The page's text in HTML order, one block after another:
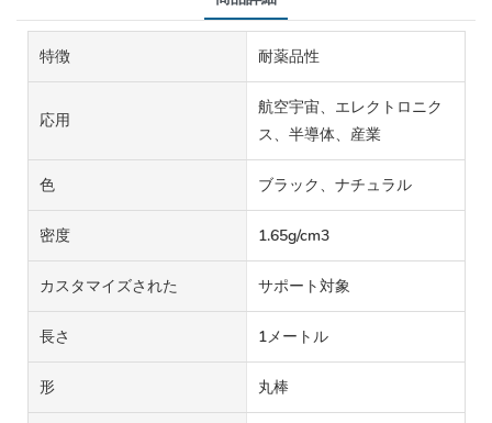
特徴 耐薬品性
応用
航空宇宙、エレクトロニク
ス、半導体、産業
色 ブラック、ナチュラル
密度 1.65g/cm3
カスタマイズされた サポート対象
長さ 1メートル
形 丸棒